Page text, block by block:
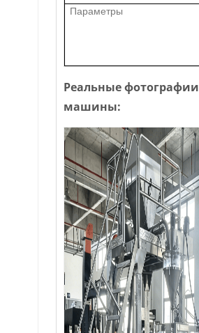
Параметры
Реальные фотографии
машины: